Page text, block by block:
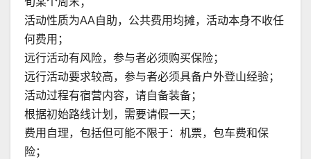
活动性质为AA自助，公共费用均摊，活动本身不收任
何费用；
远行活动有风险，参与者必须购买保险；
远行活动要求较高，参与者必须具备户外登山经验；
活动过程有宿营内容，请自备装备；
根据初始路线计划，需要请假一天；
费用自理，包括但可能不限于：机票，包车费和保
险；